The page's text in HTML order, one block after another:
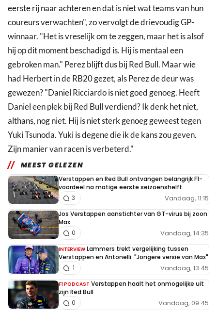
eerste rij naar achteren en dat is niet wat teams van hun
coureurs verwachten", zo vervolgt de drievoudig GP-
winnaar. "Het is vreselijk om te zeggen, maar het is alsof
hij op dit moment beschadigd is. Hij is mentaal een
gebroken man." Perez blijft dus bij Red Bull. Maar wie
had Herbert in de RB20 gezet, als Perez de deur was
gewezen? "Daniel Ricciardo is niet goed genoeg. Heeft
Daniel een plek bij Red Bull verdiend? Ik denk het niet,
althans, nog niet. Hij is niet sterk genoeg geweest tegen
Yuki Tsunoda. Yuki is degene die ik de kans zou geven.
Zijn manier van racen is verbeterd."
MEEST GELEZEN
Verstappen en Red Bull ontvangen belangrijk F1-
voordeel na matige eerste seizoenshelft
Vandaag, 11:15
3
Jos Verstappen aanstichter van GT-virus bij zoon
Max
Vandaag, 14:35
0
INTERVIEW Lammers trekt vergelijking tussen
Verstappen en Antonelli: "Jongere versie van Max"
Vandaag, 13:45
1
F1 PODCAST Verstappen haalt het onmogelijke uit
zijn Red Bull
Vandaag, 09:45
0